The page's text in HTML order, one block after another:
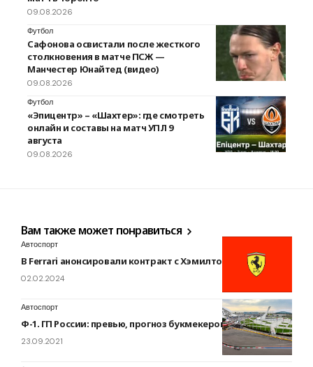
09.08.2026
Футбол
Сафонова освистали после жесткого
столкновения в матче ПСЖ —
Манчестер Юнайтед (видео)
09.08.2026
Футбол
«Эпицентр» – «Шахтер»: где смотреть
онлайн и составы на матч УПЛ 9
августа
09.08.2026
Вам также может понравиться
Автоспорт
В Ferrari анонсировали контракт с Хэмилтоном
02.02.2024
Автоспорт
Ф-1. ГП России: превью, прогноз букмекеров, трансляция
23.09.2021